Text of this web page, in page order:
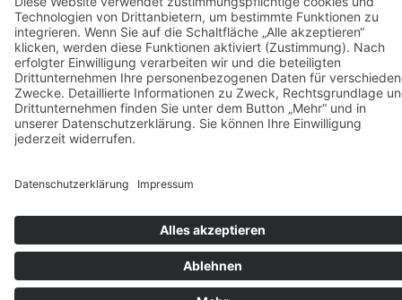
KARRIERE
KONTAKT & ANFAHRT
COOKIE-EINSTELLUNGEN